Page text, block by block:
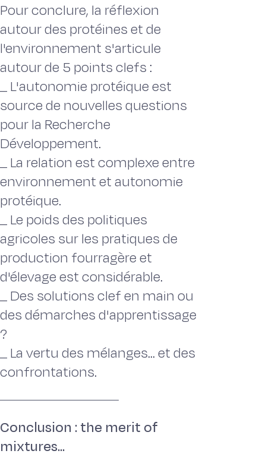
Pour conclure, la réflexion
autour des protéines et de
l'environnement s'articule
autour de 5 points clefs :
_ L'autonomie protéique est
source de nouvelles questions
pour la Recherche 
Développement.
_ La relation est complexe entre
environnement et autonomie
protéique.
_ Le poids des politiques
agricoles sur les pratiques de
production fourragère et
d'élevage est considérable.
_ Des solutions clef en main ou
des démarches d'apprentissage
?
_ La vertu des mélanges... et des
confrontations.
Conclusion : the merit of
mixtures...